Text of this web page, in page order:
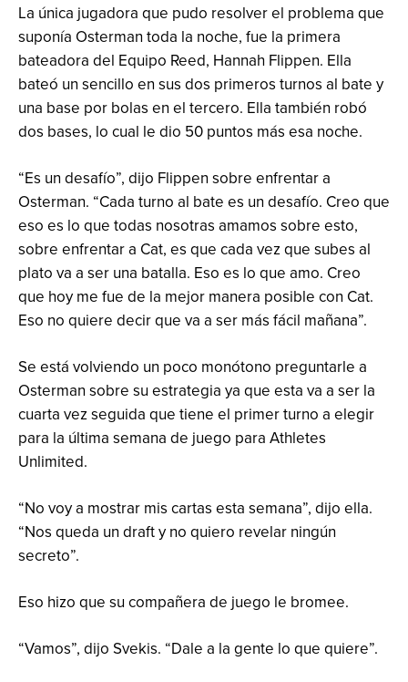
La única jugadora que pudo resolver el problema que
suponía Osterman toda la noche, fue la primera
bateadora del Equipo Reed, Hannah Flippen. Ella
bateó un sencillo en sus dos primeros turnos al bate y
una base por bolas en el tercero. Ella también robó
dos bases, lo cual le dio 50 puntos más esa noche.
“Es un desafío”, dijo Flippen sobre enfrentar a
Osterman. “Cada turno al bate es un desafío. Creo que
eso es lo que todas nosotras amamos sobre esto,
sobre enfrentar a Cat, es que cada vez que subes al
plato va a ser una batalla. Eso es lo que amo. Creo
que hoy me fue de la mejor manera posible con Cat.
Eso no quiere decir que va a ser más fácil mañana”.
Se está volviendo un poco monótono preguntarle a
Osterman sobre su estrategia ya que esta va a ser la
cuarta vez seguida que tiene el primer turno a elegir
para la última semana de juego para Athletes
Unlimited.
“No voy a mostrar mis cartas esta semana”, dijo ella.
“Nos queda un draft y no quiero revelar ningún
secreto”.
Eso hizo que su compañera de juego le bromee.
“Vamos”, dijo Svekis. “Dale a la gente lo que quiere”.